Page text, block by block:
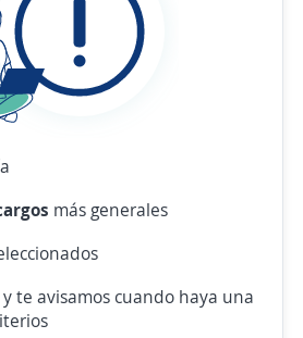
más generales
y te avisamos cuando haya una